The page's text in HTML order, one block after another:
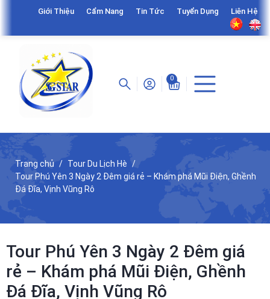
Giới Thiệu Cẩm Nang Tin Tức Tuyển Dụng Liên Hệ
0
Trang chủ
Tour Du Lịch Hè
Tour Phú Yên 3 Ngày 2 Đêm giá rẻ – Khám phá Mũi Điện, Ghềnh
Đá Đĩa, Vịnh Vũng Rô
Tour Phú Yên 3 Ngày 2 Đêm giá
rẻ – Khám phá Mũi Điện, Ghềnh
Đá Đĩa, Vịnh Vũng Rô